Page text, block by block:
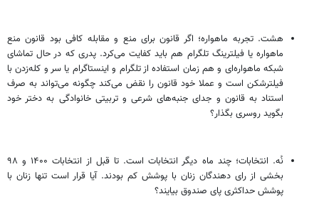
هشت. تجربه ماهواره؛ اگر قانون برای منع و مقابله کافی بود قانون منع
ماهواره یا فیلترینگ تلگرام هم باید کفایت می‌کرد. پدری که در حال تماشای
شبکه ماهواره‌ای و هم زمان استفاده از تلگرام و اینستاگرام یا سر و کله‌زدن با
فیلترشکن است و عملا خود قانون را نقض می‌کند چگونه می‌تواند به صرف
استناد به قانون و جدای جنبه‌های شرعی و تربیتی خانوادگی به دختر خود
بگوید روسری بگذار؟
نُه. انتخابات؛ چند ماه دیگر انتخابات است. تا قبل از انتخابات ۱۴۰۰ و ۹۸
بخشی از رای دهندگان زنان با پوشش کم بودند. آیا قرار است تنها زنان با
پوشش حداکثری پای صندوق بیایند؟